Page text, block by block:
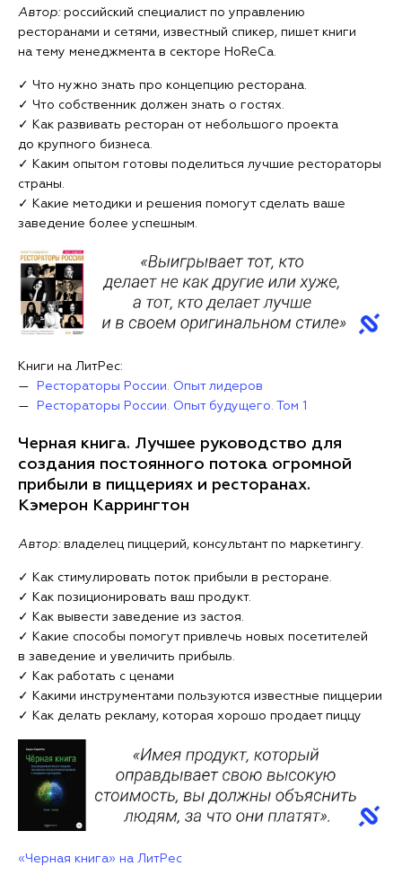
Автор:российский специалист по управлению
ресторанами и сетями, известный спикер, пишет книги
на тему менеджмента в секторе HoReCa.
✓ Что нужно знать про концепцию ресторана.
✓ Что собственник должен знать о гостях.
✓ Как развивать ресторан от небольшого проекта
до крупного бизнеса.
✓ Каким опытом готовы поделиться лучшие рестораторы
страны.
✓ Какие методики и решения помогут сделать ваше
заведение более успешным.
Книги на ЛитРес:
—
Рестораторы России. Опыт лидеров
—
Рестораторы России. Опыт будущего. Том 1
Черная книга. Лучшее руководство для
создания постоянного потока огромной
прибыли в пиццериях и ресторанах.
Кэмерон Каррингтон
Автор: владелец пиццерий, консультант по маркетингу.
✓ Как стимулировать поток прибыли в ресторане.
✓ Как позиционировать ваш продукт.
✓ Как вывести заведение из застоя.
✓ Какие способы помогут привлечь новых посетителей
в заведение и увеличить прибыль.
✓ Как работать с ценами
✓ Какими инструментами пользуются известные пиццерии
✓ Как делать рекламу, которая хорошо продает пиццу
«Черная книга» на ЛитРес